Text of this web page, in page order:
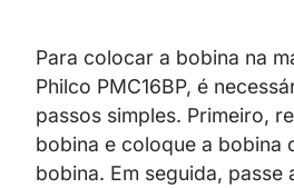
Para colocar a bobina na
Philco PMC16BP, é
passos simples. Primeiro,
bobina e coloque a bobina
bobina. Em seguida, passe